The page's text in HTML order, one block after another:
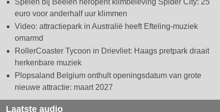
Spelen bij Beelen heropent klimbeleving Spider City: 25
euro voor anderhalf uur klimmen
Video: attractiepark in Australië heeft Efteling-muziek
omarmd
RollerCoaster Tycoon in Drievliet: Haags pretpark draait
herkenbare muziek
Plopsaland Belgium onthult openingsdatum van grote
nieuwe attractie: maart 2027
Laatste audio